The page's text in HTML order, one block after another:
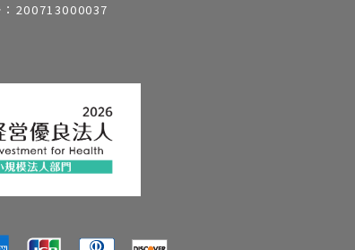
：200713000037